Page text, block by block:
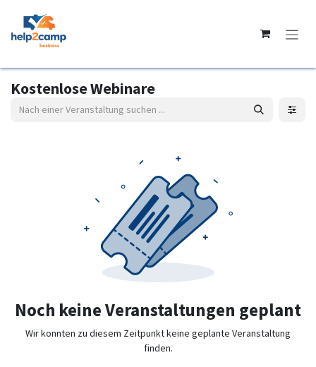
Kostenlose Webinare
Noch keine Veranstaltungen geplant
Wir konnten zu diesem Zeitpunkt keine geplante Veranstaltung
finden.